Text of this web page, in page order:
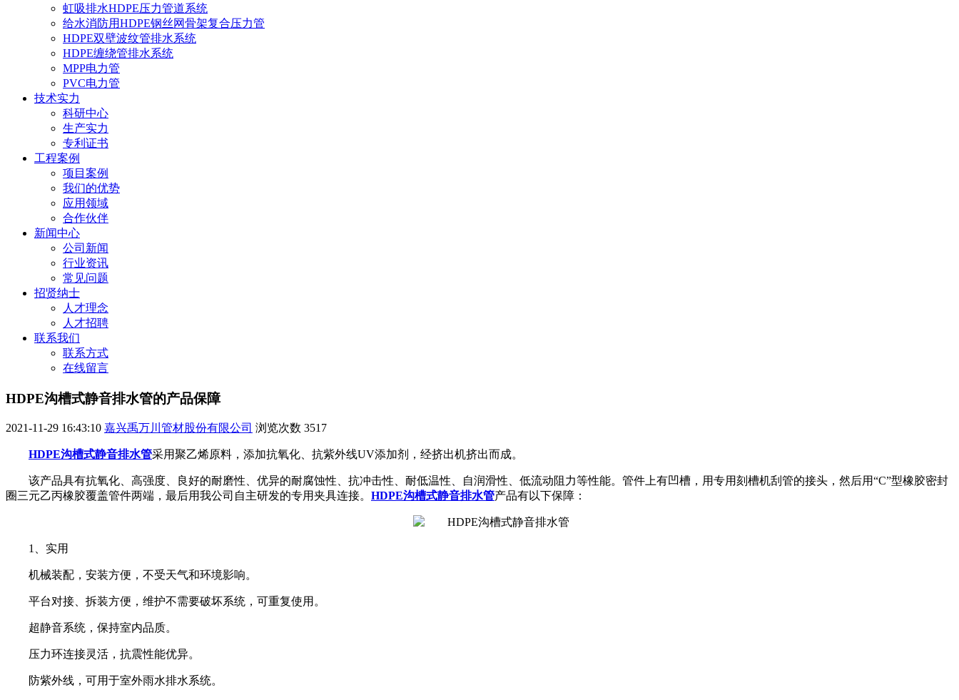
虹吸排水HDPE压力管道系统
给水消防用HDPE钢丝网骨架复合压力管
HDPE双壁波纹管排水系统
HDPE缠绕管排水系统
MPP电力管
PVC电力管
技术实力
科研中心
生产实力
专利证书
工程案例
项目案例
我们的优势
应用领域
合作伙伴
新闻中心
公司新闻
行业资讯
常见问题
招贤纳士
人才理念
人才招聘
联系我们
联系方式
在线留言
HDPE沟槽式静音排水管的产品保障
2021-11-29 16:43:10 嘉兴禹万川管材股份有限公司 浏览次数 3517
HDPE沟槽式静音排水管采用聚乙烯原料，添加抗氧化、抗紫外线UV添加剂，经挤出机挤出而成。
该产品具有抗氧化、高强度、良好的耐磨性、优异的耐腐蚀性、抗冲击性、耐低温性、自润滑性、低流动阻力等性能。管件上有凹槽，用专用刻槽机刮管的接头，然后用“C”型橡胶密封
圈三元乙丙橡胶覆盖管件两端，最后用我公司自主研发的专用夹具连接。 HDPE沟槽式静音排水管产品有以下保障：
1、实用
机械装配，安装方便，不受天气和环境影响。
平台对接、拆装方便，维护不需要破坏系统，可重复使用。
超静音系统，保持室内品质。
压力环连接灵活，抗震性能优异。
防紫外线，可用于室外雨水排水系统。